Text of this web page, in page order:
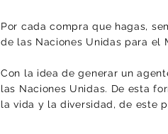
Por cada compra que hagas,
de las Naciones Unidas para el
Con la idea de generar un
las Naciones Unidas. De esta
la vida y la diversidad, de este